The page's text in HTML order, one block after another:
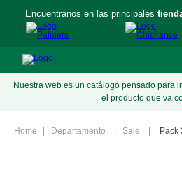
Encuentranos en las principales
Nuestra web es un catálogo pensado para
el producto que va
Departamento Sale Pack